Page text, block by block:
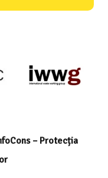
– Protecția